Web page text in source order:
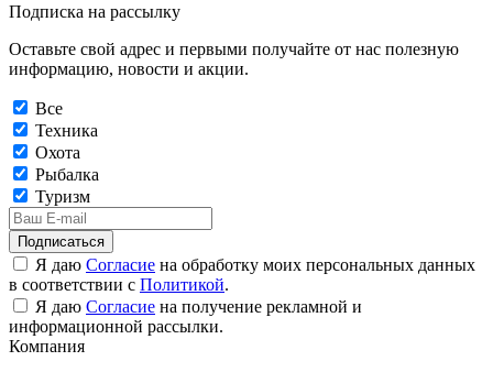
Подписка на рассылку
Оставьте свой адрес и первыми получайте от нас полезную
информацию, новости и акции.
Все
Техника
Охота
Рыбалка
Туризм
Подписаться
Я даю Согласие на обработку моих персональных данных
в соответствии с Политикой.
Я даю Согласие на получение рекламной и
информационной рассылки.
Компания